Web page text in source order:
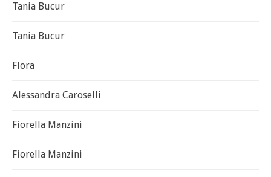
Tania Bucur
Tania Bucur
Flora
Alessandra Caroselli
Fiorella Manzini
Fiorella Manzini